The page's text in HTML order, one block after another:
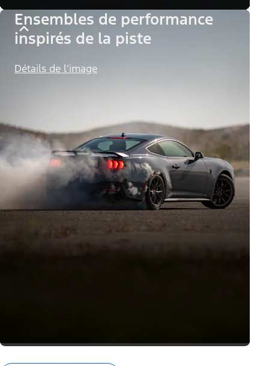
Ensembles de performance
inspirés de la piste
Détails de l’image